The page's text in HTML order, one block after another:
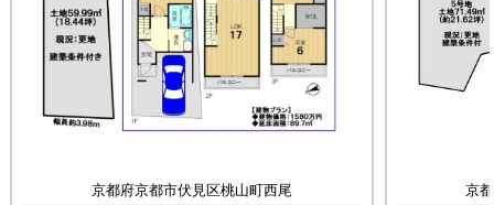
京都府京都市伏見区桃山町西尾 京